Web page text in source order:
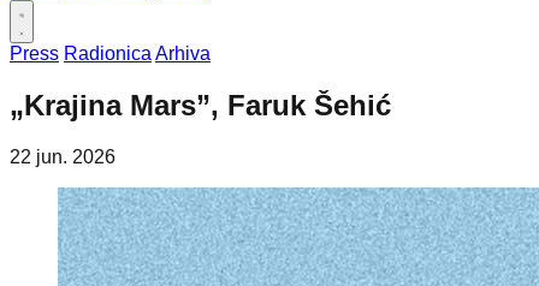
Press Radionica Arhiva
„Krajina Mars”, Faruk Šehić
22 jun. 2026